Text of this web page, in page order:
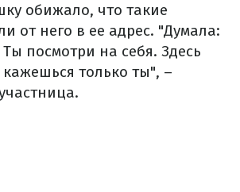
обижало, что такие
от него в ее адрес. "Думала:
посмотри на себя. Здесь
только ты", –